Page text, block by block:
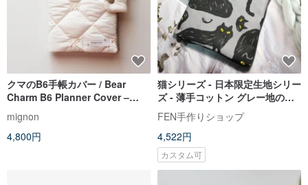
クマのB6手帳カバー / Bear
Charm B6 Planner Cover –
Korean Quilted Fabric
mignon
4,800円
猫シリーズ - 日本限定生地シリー
ズ - 薄手コットン グレー地のか
わいい黒猫柄ファスナーブック
カバー A5/25Kブックカバー
FEN手作りショップ
4,522円
カスタム可